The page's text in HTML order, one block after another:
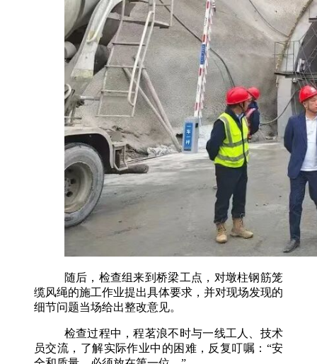
随后，检查组来到桥梁工点，对墩柱钢筋笼
缆风绳的施工作业提出具体要求，并对现场发现的
细节问题当场给出整改意见。
检查过程中，程茗浪不时与一线工人、技术
员交流，了解实际作业中的困难，反复叮嘱： “安